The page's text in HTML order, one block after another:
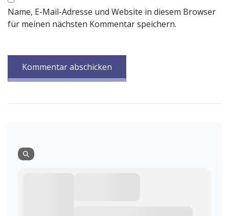
Name, E-Mail-Adresse und Website in diesem Browser
für meinen nächsten Kommentar speichern.